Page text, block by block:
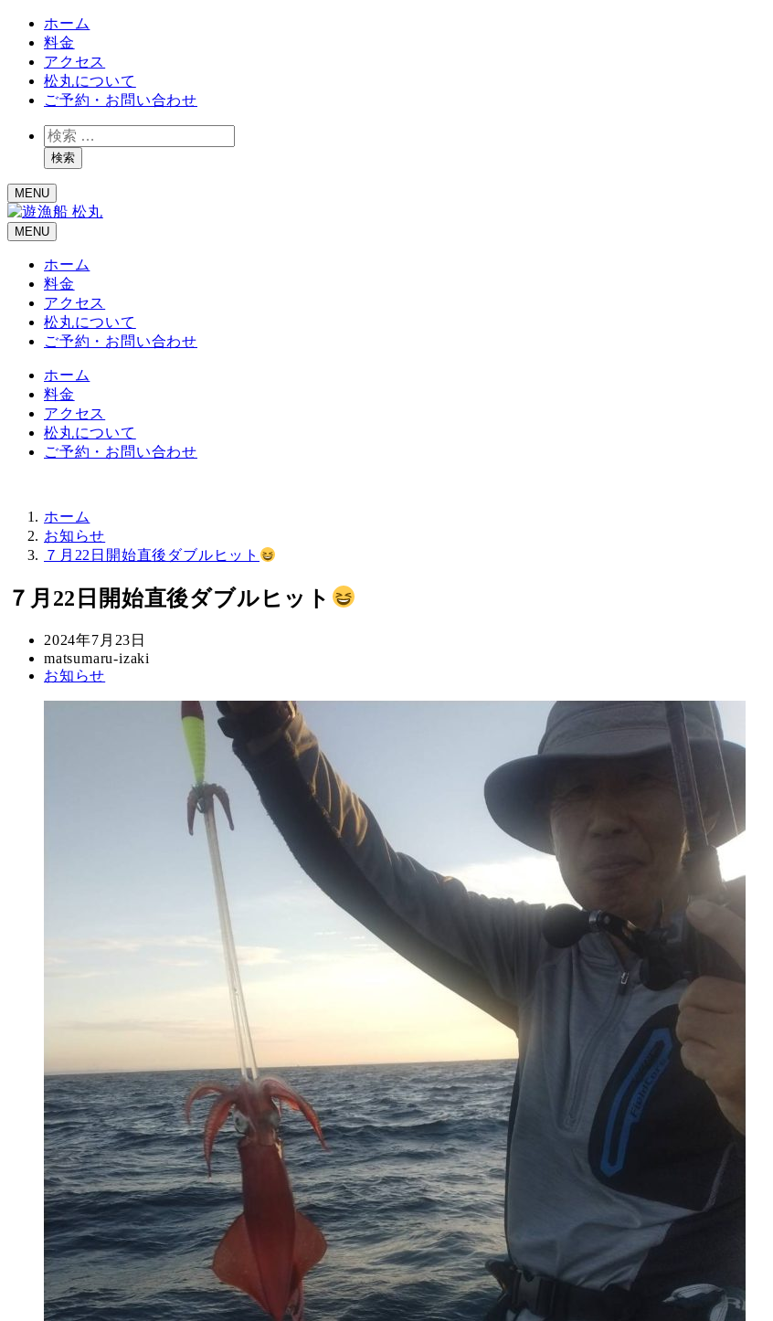
ホーム
料金
アクセス
松丸について
ご予約・お問い合わせ
検
索検索
MENU
MENU
ホーム
料金
アクセス
松丸について
ご予約・お問い合わせ
ホーム
料金
アクセス
松丸について
ご予約・お問い合わせ
ホーム
お知らせ
７月22日開始直後ダブルヒット
７月22日開始直後ダブルヒット
投
稿
日
2024年7月23日
著
者
matsumaru-izaki
カ
お知らせ